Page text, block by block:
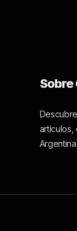
Sobre